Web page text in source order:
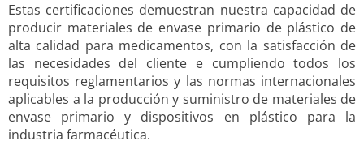
Estas certificaciones demuestran nuestra capacidad de
producir materiales de envase primario de plástico de
alta calidad para medicamentos, con la satisfacción de
las necesidades del cliente e cumpliendo todos los
requisitos reglamentarios y las normas internacionales
aplicables a la producción y suministro de materiales de
envase primario y dispositivos en plástico para la
industria farmacéutica.